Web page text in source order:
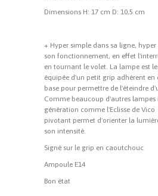
Dimensions H: 17 cm D: 10,5 cm
+ Hyper simple dans sa ligne,
son fonctionnement, en effet
en tournant le volet. La lampe est
équipée d'un petit grip adhérent en
base pour permettre de l'éteindre
Comme beaucoup d'autres lampes
génération comme l'Eclisse de
pivotant permet d'orienter la
son intensité.
Signé sur le grip en caoutchouc
Ampoule E14
Bon état